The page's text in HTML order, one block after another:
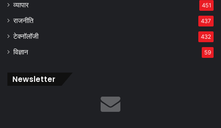
व्यापार 451
राजनीति 437
टेक्नॉलॉजी 432
विज्ञान 59
Newsletter